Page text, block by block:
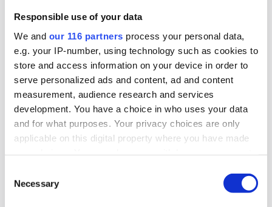
Responsible use of your data
We and our 116 partners process your personal data,
e.g. your IP-number, using technology such as cookies to
store and access information on your device in order to
serve personalized ads and content, ad and content
measurement, audience research and services
development. You have a choice in who uses your data
and for what purposes. Your privacy choices are only
applicable on this digital property where you have made
the Privacy trigger icon.
Selection
Necessary
riksdagens beslut att likställa
tillståndsprövningen av brytning av uran med
andra metaller. Gruvföretaget District Metals
lovar att fortsätta att lobba för att uranbrytning
ska ske i Sverige.
Lobbying Opinionsbildning Politik
TCO och ST kritiska till regeringens